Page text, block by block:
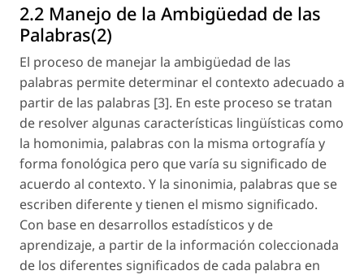
2.2 Manejo de la Ambigüedad de las
Palabras(2)
El proceso de manejar la ambigüedad de las
palabras permite determinar el contexto adecuado a
partir de las palabras [3]. En este proceso se tratan
de resolver algunas características lingüísticas como
la homonimia, palabras con la misma ortografía y
forma fonológica pero que varía su significado de
acuerdo al contexto. Y la sinonimia, palabras que se
escriben diferente y tienen el mismo significado.
Con base en desarrollos estadísticos y de
aprendizaje, a partir de la información coleccionada
de los diferentes significados de cada palabra en